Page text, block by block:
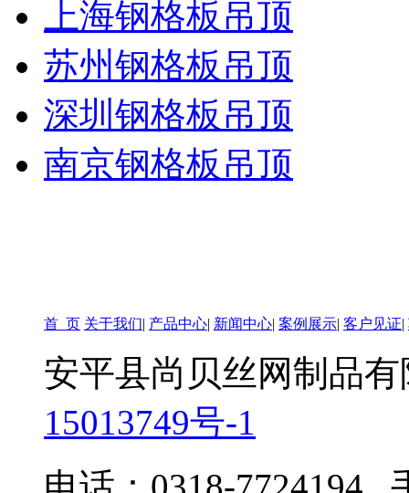
上海钢格板吊顶
苏州钢格板吊顶
深圳钢格板吊顶
南京钢格板吊顶
首 页 关于我们| 产品中心| 新闻中心| 案例展示| 客户见证|
安平县尚贝丝网制品
15013749号-1